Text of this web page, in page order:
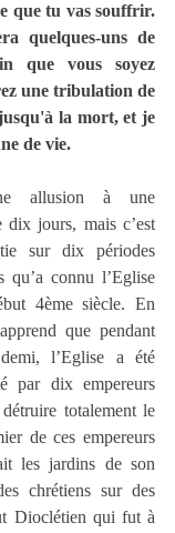
que tu vas souffrir.
quelques-uns de
que vous soyez
une tribulation de
la mort, et je
de vie.
allusion à une
dix jours, mais c’est
sur dix périodes
qu’a connu l’Eglise
4ème siècle. En
que pendant
l’Eglise a été
par dix empereurs
totalement le
de ces empereurs
les jardins de son
chrétiens sur des
Dioclétien qui fut à